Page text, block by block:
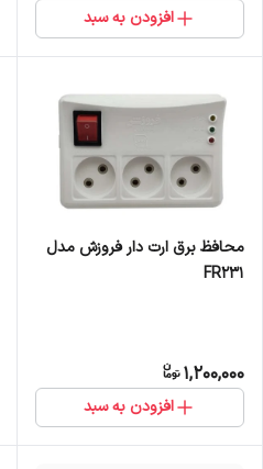
افزودن به سبد
محافظ برق ارت دار فروزش مدل
FR231
1,200,000
افزودن به سبد